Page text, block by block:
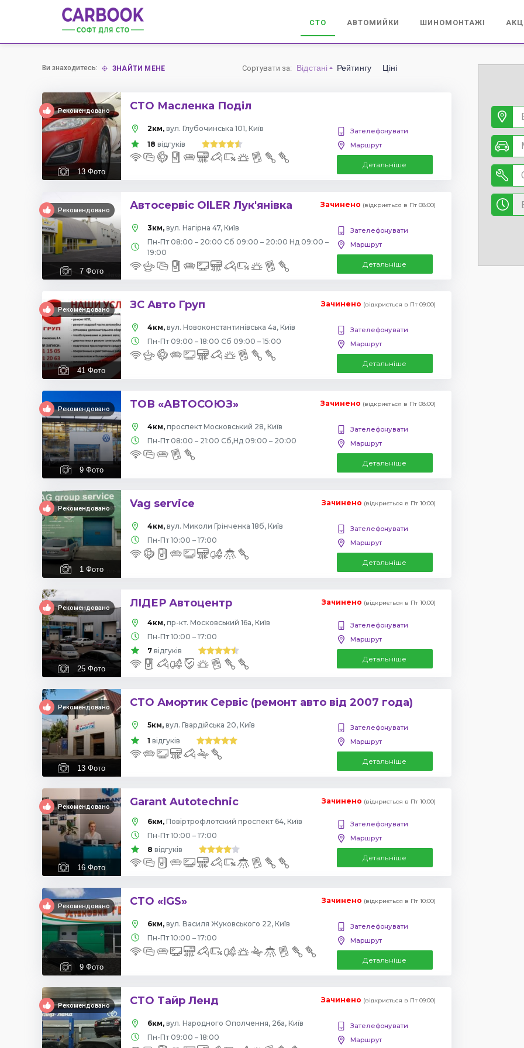
СТО АВТОМИЙКИ ШИНОМОНТАЖІ
Ви знаходитесь: ЗНАЙТИ МЕНЕ Сортувати за: Відстані Рейтингу Ціні
Рекомендовано
13 Фото
СТО Масленка Поділ
2км, вул. Глубочинська 101, Київ
18 відгуків
Зателефонувати
Маршрут
Детальніше
Рекомендовано
7 Фото
Автосервіс OILER Лук'янівка Зачинено (відкриється в Пт 08:00)
3км, вул. Нагірна 47, Київ
Пн-Пт 08:00 – 20:00 Сб 09:00 – 20:00 Нд 09:00 –
19:00
Зателефонувати
Маршрут
Детальніше
Рекомендовано
41 Фото
ЗС Авто Груп Зачинено (відкриється в Пт 09:00)
4км, вул. Новоконстантинівська 4а, Київ
Пн-Пт 09:00 – 18:00 Сб 09:00 – 15:00
Зателефонувати
Маршрут
Детальніше
Рекомендовано
9 Фото
ТОВ «АВТОСОЮЗ» Зачинено (відкриється в Пт 08:00)
4км, проспект Московський 28, Київ
Пн-Пт 08:00 – 21:00 Сб,Нд 09:00 – 20:00
Зателефонувати
Маршрут
Детальніше
Рекомендовано
1 Фото
Vag service Зачинено (відкриється в Пт 10:00)
4км, вул. Миколи Грінченка 18б, Київ
Пн-Пт 10:00 – 17:00
Зателефонувати
Маршрут
Детальніше
Рекомендовано
25 Фото
ЛІДЕР Автоцентр Зачинено (відкриється в Пт 10:00)
4км, пр-кт. Московський 16а, Київ
Пн-Пт 10:00 – 17:00
7 відгуків
Зателефонувати
Маршрут
Детальніше
Рекомендовано
13 Фото
СТО Амортик Сервіс (ремонт авто від 2007 года)
5км, вул. Гвардійська 20, Київ
1 відгуків
Зателефонувати
Маршрут
Детальніше
Рекомендовано
16 Фото
Garant Autotechnic Зачинено (відкриється в Пт 10:00)
6км,
Повіртрофлотский проспект 64, Київ
Пн-Пт 10:00 – 17:00
8 відгуків
Зателефонувати
Маршрут
Детальніше
Рекомендовано
9 Фото
СТО «IGS» Зачинено (відкриється в Пт 10:00)
6км, вул. Василя Жуковського 22, Київ
Пн-Пт 10:00 – 17:00
Зателефонувати
Маршрут
Детальніше
Рекомендовано СТО Тайр Ленд Зачинено (відкриється в Пт 09:00)
6км, вул. Народного Ополчення, 26а, Київ
Пн-Пт 09:00 – 18:00
Зателефонувати
Маршрут